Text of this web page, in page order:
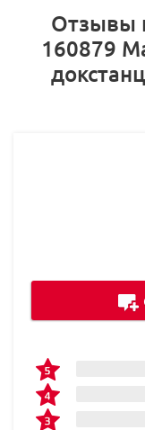
Отзывы
160879